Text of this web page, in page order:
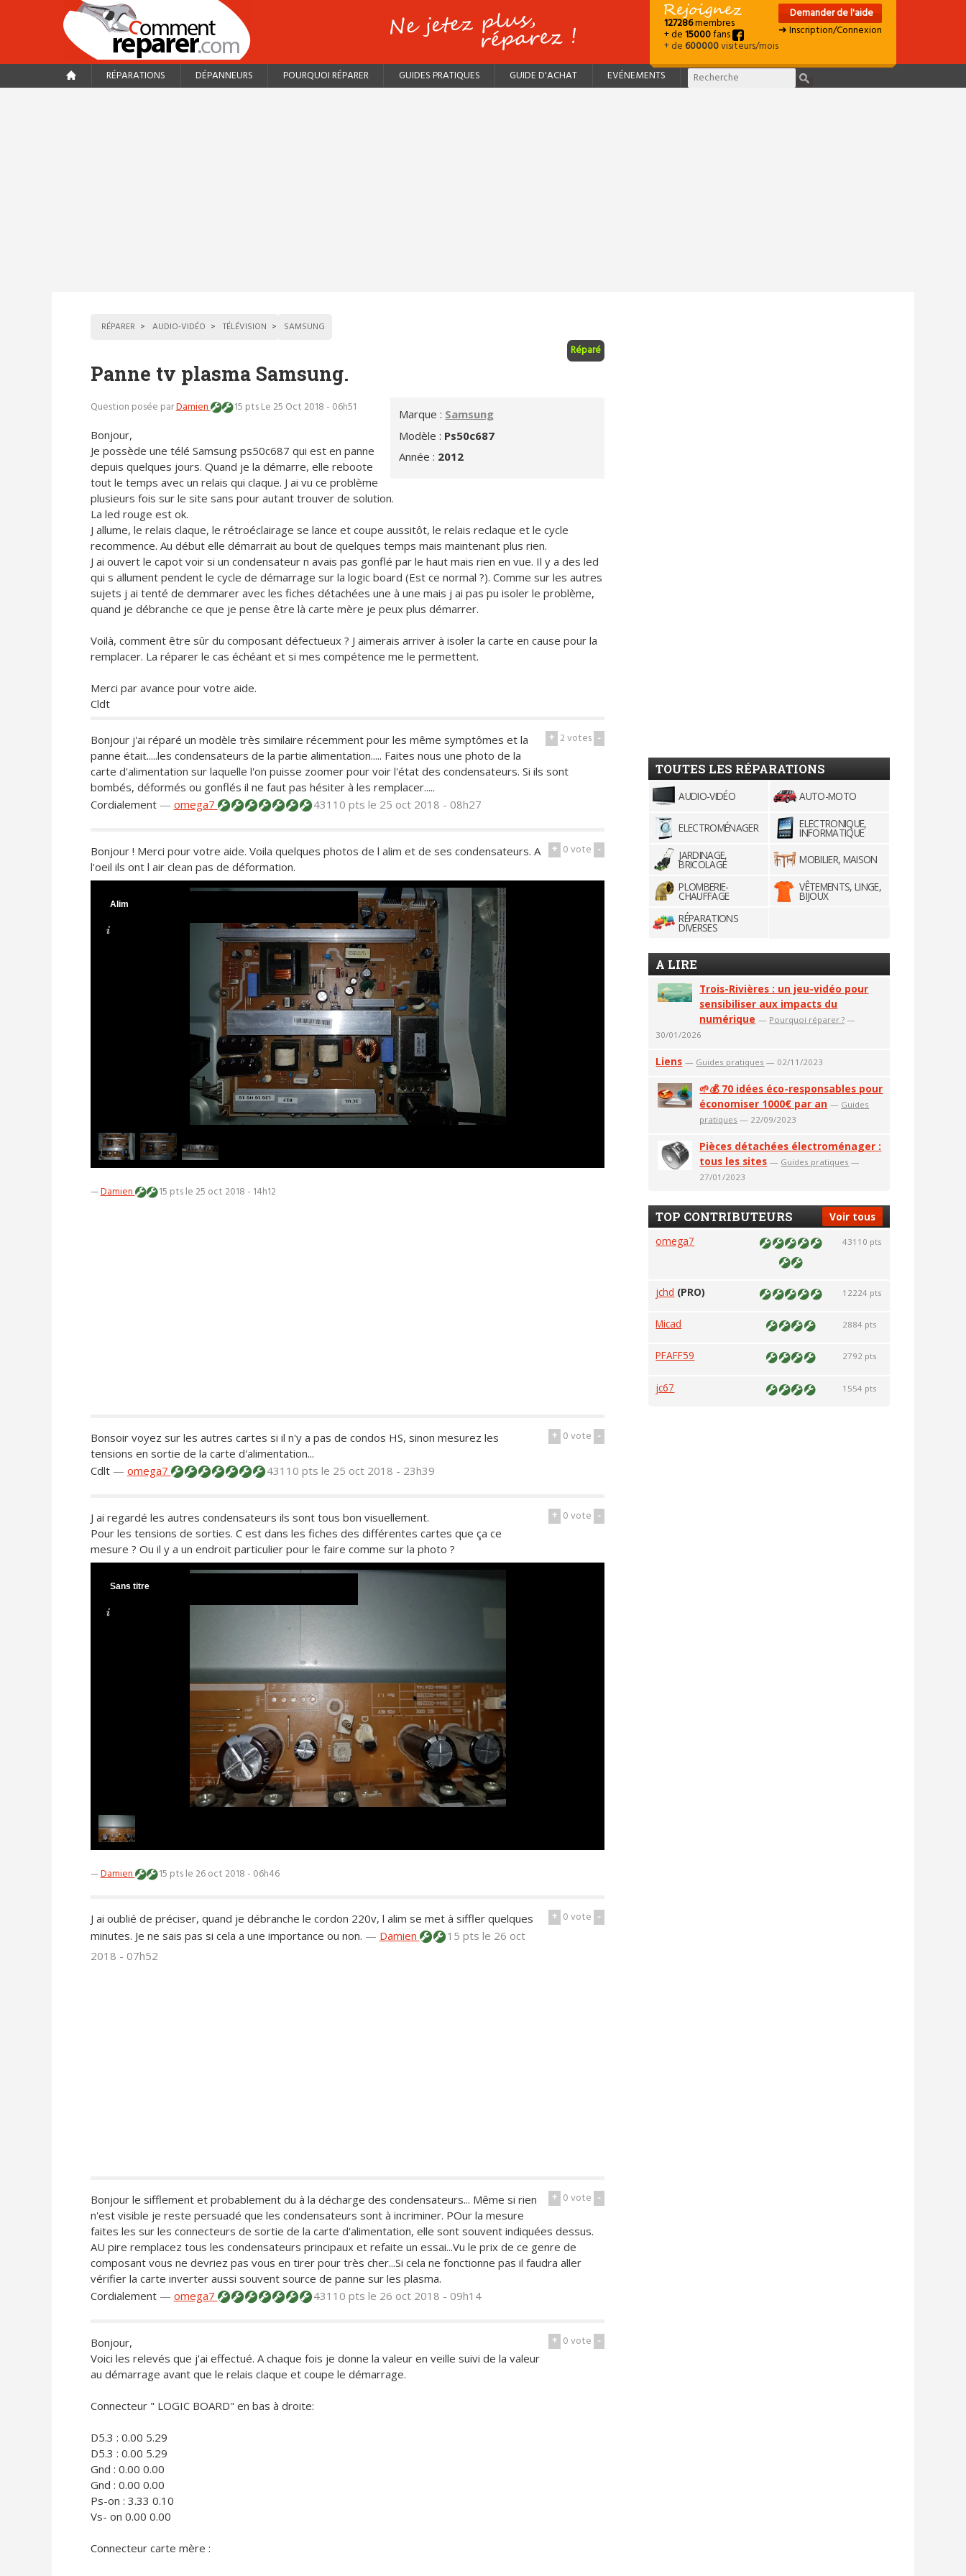
127286membres
+ de15000fans
+ de600000visiteurs/mois
Demander de l'aide
➜ Inscription/Connexion
RÉPARATIONS DÉPANNEURS POURQUOI RÉPARER GUIDES PRATIQUES GUIDE D'ACHAT EVÉNEMENTS
RÉPARER AUDIO-VIDÉO TÉLÉVISION SAMSUNG
Réparé
Panne tv plasma Samsung.
Marque : Samsung
Modèle : Ps50c687
Année : 2012
Question posée parDamien 15 ptsLe 25 Oct 2018 - 06h51
Bonjour,
Je possède une télé Samsung ps50c687 qui est en panne
depuis quelques jours. Quand je la démarre, elle reboote
tout le temps avec un relais qui claque. J ai vu ce problème
plusieurs fois sur le site sans pour autant trouver de solution.
La led rouge est ok.
J allume, le relais claque, le rétroéclairage se lance et coupe aussitôt, le relais reclaque et le cycle
recommence. Au début elle démarrait au bout de quelques temps mais maintenant plus rien.
J ai ouvert le capot voir si un condensateur n avais pas gonflé par le haut mais rien en vue. Il y a des led
qui s allument pendent le cycle de démarrage sur la logic board (Est ce normal ?). Comme sur les autres
sujets j ai tenté de demmarer avec les fiches détachées une à une mais j ai pas pu isoler le problème,
quand je débranche ce que je pense être là carte mère je peux plus démarrer.
Voilà, comment être sûr du composant défectueux ? J aimerais arriver à isoler la carte en cause pour la
remplacer. La réparer le cas échéant et si mes compétence me le permettent.
Merci par avance pour votre aide.
Cldt
+ 2votes -
Bonjour j'ai réparé un modèle très similaire récemment pour les même symptômes et la
panne était.....les condensateurs de la partie alimentation..... Faites nous une photo de la
carte d'alimentation sur laquelle l'on puisse zoomer pour voir l'état des condensateurs. Si ils sont
bombés, déformés ou gonflés il ne faut pas hésiter à les remplacer.....
Cordialement — omega7 43110 pts le 25 oct 2018 - 08h27
+ 0vote -
Bonjour ! Merci pour votre aide. Voila quelques photos de l alim et de ses condensateurs. A
l'oeil ils ont l air clean pas de déformation.
Alim
—Damien 15 ptsle 25 oct 2018 - 14h12
+ 0vote -
Bonsoir voyez sur les autres cartes si il n'y a pas de condos HS, sinon mesurez les
tensions en sortie de la carte d'alimentation...
Cdlt — omega7 43110 pts le 25 oct 2018 - 23h39
+ 0vote -
J ai regardé les autres condensateurs ils sont tous bon visuellement.
Pour les tensions de sorties. C est dans les fiches des différentes cartes que ça ce
mesure ? Ou il y a un endroit particulier pour le faire comme sur la photo ?
Sans titre
—Damien 15 ptsle 26 oct 2018 - 06h46
+ 0vote -
J ai oublié de préciser, quand je débranche le cordon 220v, l alim se met à siffler quelques
minutes. Je ne sais pas si cela a une importance ou non. — Damien 15 pts le 26 oct
2018 - 07h52
+ 0vote -
Bonjour le sifflement et probablement du à la décharge des condensateurs... Même si rien
n'est visible je reste persuadé que les condensateurs sont à incriminer. POur la mesure
faites les sur les connecteurs de sortie de la carte d'alimentation, elle sont souvent indiquées dessus.
AU pire remplacez tous les condensateurs principaux et refaite un essai...Vu le prix de ce genre de
composant vous ne devriez pas vous en tirer pour très cher...Si cela ne fonctionne pas il faudra aller
vérifier la carte inverter aussi souvent source de panne sur les plasma.
Cordialement — omega7 43110 pts le 26 oct 2018 - 09h14
+ 0vote -
Bonjour,
Voici les relevés que j'ai effectué. A chaque fois je donne la valeur en veille suivi de la valeur
au démarrage avant que le relais claque et coupe le démarrage.
Connecteur " LOGIC BOARD" en bas à droite:
D5.3 : 0.00 5.29
D5.3 : 0.00 5.29
Gnd : 0.00 0.00
Gnd : 0.00 0.00
Ps-on : 3.33 0.10
Vs- on 0.00 0.00
Connecteur carte mère :
TOUTES LES RÉPARATIONS
AUDIO-VIDÉO AUTO-MOTO
ELECTROMÉNAGER ELECTRONIQUE,
INFORMATIQUE
JARDINAGE,
BRICOLAGE
MOBILIER, MAISON
PLOMBERIE-
CHAUFFAGE
VÊTEMENTS, LINGE,
BIJOUX
RÉPARATIONS
DIVERSES
A LIRE
Trois-Rivières : un jeu-vidéo pour
sensibiliser aux impacts du
numérique — Pourquoi réparer ? —
30/01/2026
Liens — Guides pratiques — 02/11/2023
🌱💰 70 idées éco-responsables pour
économiser 1000€ par an — Guides
pratiques — 22/09/2023
Pièces détachées électroménager :
tous les sites — Guides pratiques —
27/01/2023
Voir tous
TOP CONTRIBUTEURS
omega7 43110 pts
jchd (PRO) 12224 pts
Micad 2884 pts
PFAFF59 2792 pts
jc67 1554 pts